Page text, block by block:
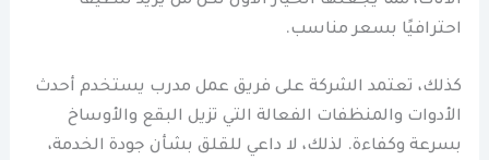
احترافيًا بسعر مناسب.
كذلك، تعتمد الشركة على فريق عمل مدرب يستخدم أحدث
الأدوات والمنظفات الفعالة التي تزيل البقع والأوساخ
بسرعة وكفاءة. لذلك، لا داعي للقلق بشأن جودة الخدمة،